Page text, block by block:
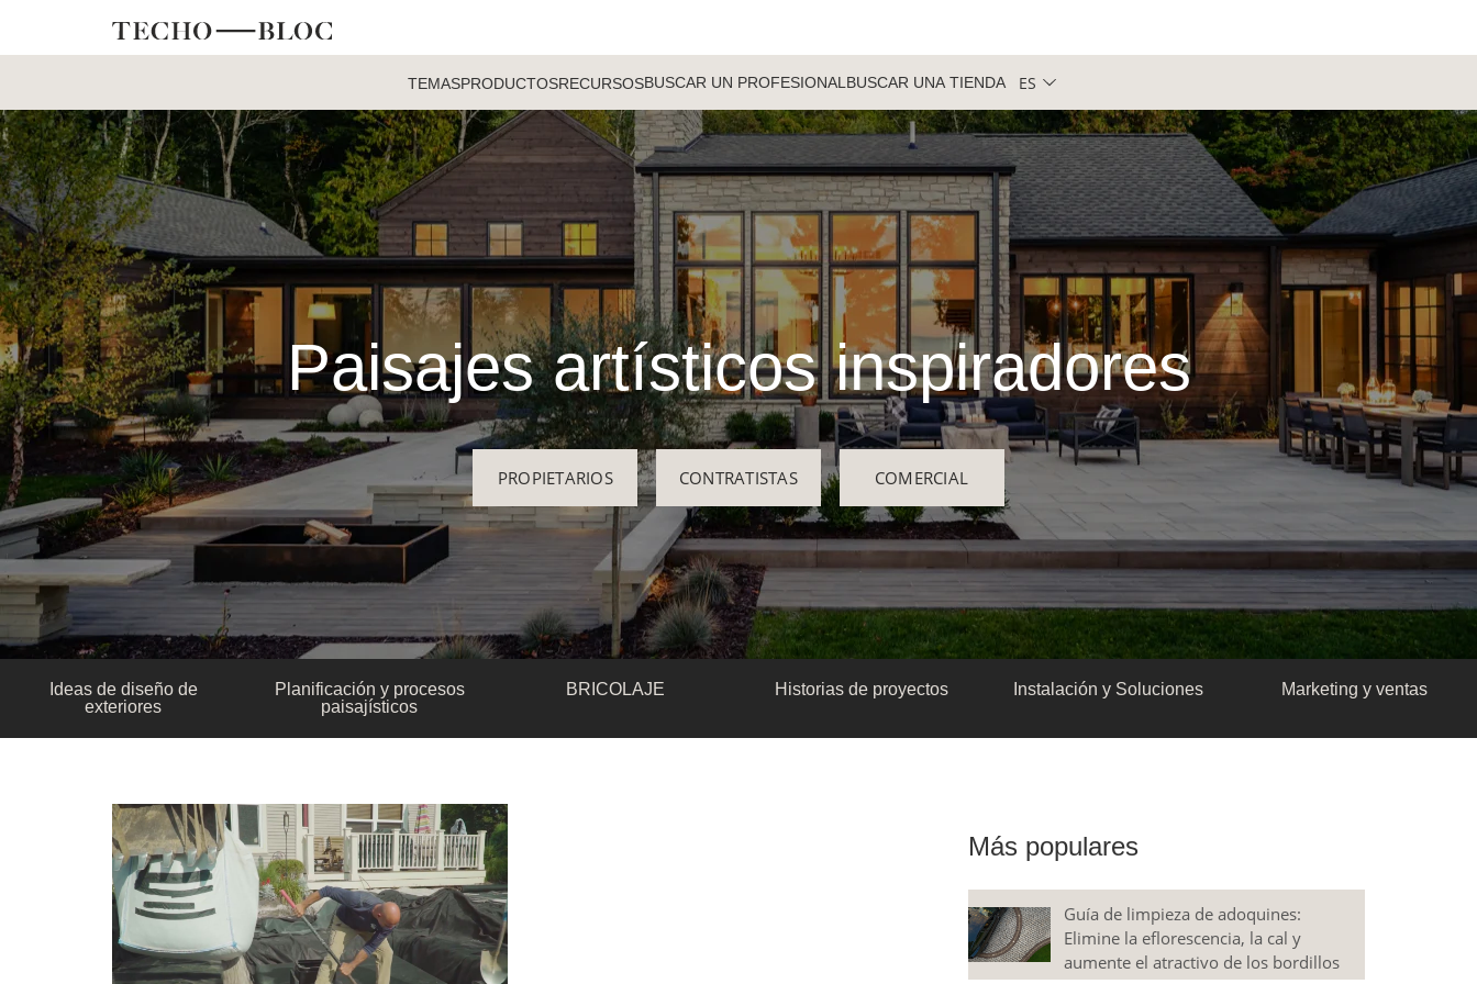
TEMASPRODUCTOSRECURSOSBUSCAR UN PROFESIONAL BUSCAR UNA TIENDA ES
Paisajes artísticos inspiradores
PROPIETARIOS CONTRATISTAS COMERCIAL
Ideas de diseño de
exteriores
Planificación y procesos
paisajísticos
BRICOLAJE Historias de proyectos Instalación y Soluciones Marketing y ventas
Más populares
Guía de limpieza de adoquines:
Elimine la eflorescencia, la cal y
aumente el atractivo de los bordillos